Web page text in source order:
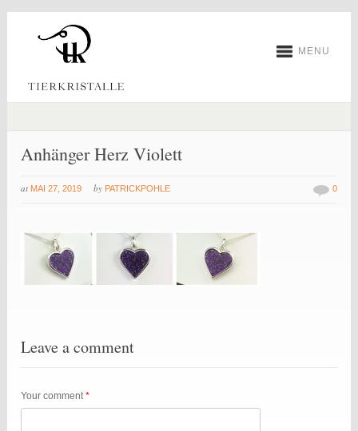
MENU
Anhänger Herz Violett
at MAI 27, 2019 by PATRICKPOHLE 0
Leave a comment
Your comment*